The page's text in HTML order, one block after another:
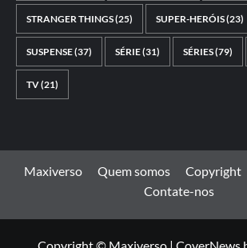
STRANGER THINGS(25) SUPER-HERÓIS(23)
SUSPENSE(37) SÉRIE(31) SÉRIES(79)
TV(21)
Maxiverso Quem somos Copyright
Contate-nos